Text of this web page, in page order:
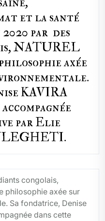
et la santé
par des
NATUREL
axée
KAVIRA
par Elie
congolais,
philosophie axée sur
Sa fondatrice, Denise
dans cette